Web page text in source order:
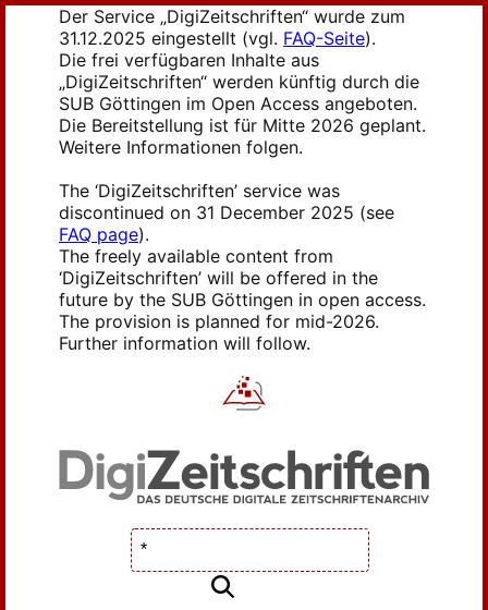
Der Service „DigiZeitschriften“ wurde zum
31.12.2025 eingestellt (vgl. FAQ-Seite).
Die frei verfügbaren Inhalte aus
„DigiZeitschriften“ werden künftig durch die
SUB Göttingen im Open Access angeboten.
Die Bereitstellung ist für Mitte 2026 geplant.
Weitere Informationen folgen.
The ‘DigiZeitschriften’ service was
discontinued on 31 December 2025 (see
FAQ page).
The freely available content from
‘DigiZeitschriften’ will be offered in the
future by the SUB Göttingen in open access.
The provision is planned for mid-2026.
Further information will follow.